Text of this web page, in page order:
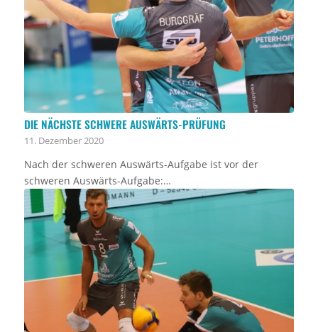
DIE NÄCHSTE SCHWERE AUSWÄRTS-PRÜFUNG
11. Dezember 2020
Nach der schweren Auswärts-Aufgabe ist vor der
schweren Auswärts-Aufgabe:…